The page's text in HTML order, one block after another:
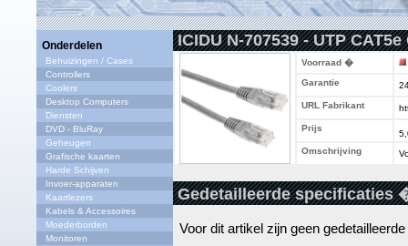
Onderdelen
Behuizingen / Cases
Controllers
Coolers
Desktop Computers
Diensten
DVD - BluRay
Geheugen
Grafische kaarten
Harde Schijven
Invoer-apparaten
Kaartlezers
Kabels & Accessoires
Moederborden
Monitoren
ICIDU N-707539 - UTP
Voorraad �
Garantie
URL Fabrikant
Prijs
Omschrijving
Gedetailleerde specificaties
Voor dit artikel zijn geen